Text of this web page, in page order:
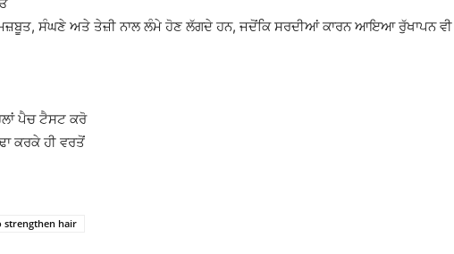
ਸੰਘਣੇ ਅਤੇ ਤੇਜ਼ੀ ਨਾਲ ਲੰਮੇ ਹੋਣ ਲੱਗਦੇ ਹਨ, ਜਦੋਂਕਿ ਸਰਦੀਆਂ ਕਾਰਨ ਆਇਆ ਰੁੱਖਾਪਨ ਵੀ
ਪੈਚ ਟੈਸਟ ਕਰੋ
ਕਰਕੇ ਹੀ ਵਰਤੋਂ
strengthen hair